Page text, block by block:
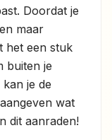
Doordat je
maar
het een stuk
buiten je
je de
wat
dit aanraden!